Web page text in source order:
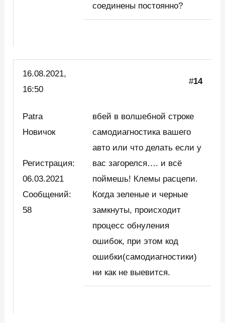
соединены постоянно?
16.08.2021,
16:50
#14
Patra
Новичок
Регистрация:
06.03.2021
Сообщений:
58
вбей в волшебной строке
самодиагностика вашего
авто или что делать если у
вас загорелся…. и всё
поймешь! Клемы расцепи.
Когда зеленые и черные
замкнуты, происходит
процесс обнуления
ошибок, при этом код
ошибки(самодиагностики)
ни как не выевится.